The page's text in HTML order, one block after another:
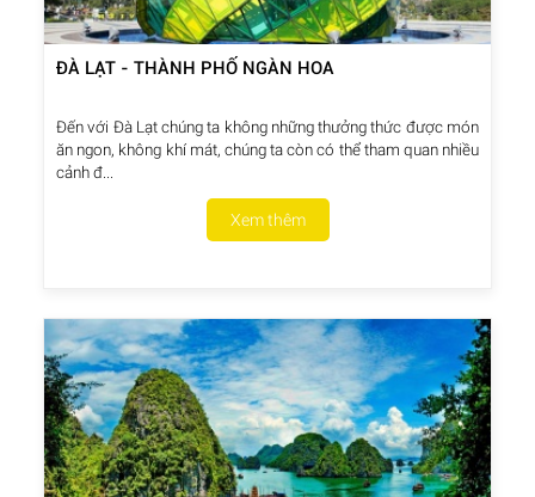
ĐÀ LẠT - THÀNH PHỐ NGÀN HOA
Đến với Đà Lạt chúng ta không những thưởng thức được món
ăn ngon, không khí mát, chúng ta còn có thể tham quan nhiều
cảnh đ...
Xem thêm